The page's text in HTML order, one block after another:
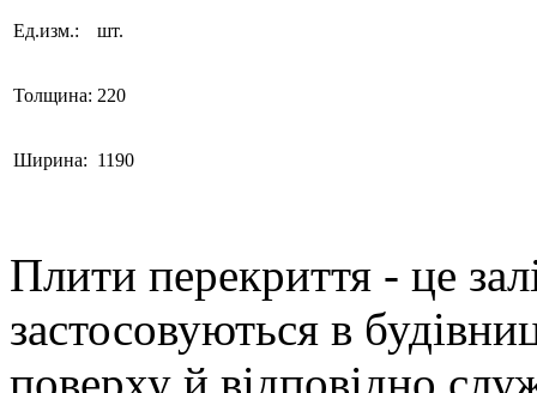
Ед.изм.: шт.
Толщина: 220
Ширина: 1190
Плити перекриття - це
застосовуються в